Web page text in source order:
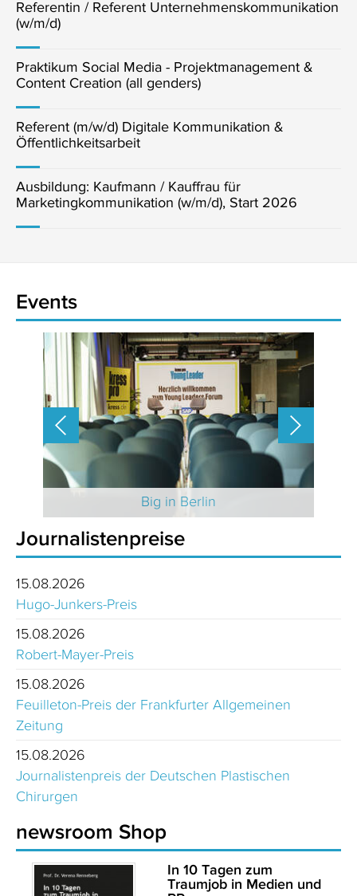
Referentin / Referent Unternehmenskommunikation
(w/m/d)
Praktikum Social Media - Projektmanagement &
Content Creation (all genders)
Referent (m/w/d) Digitale Kommunikation &
Öffentlichkeitsarbeit
Ausbildung: Kaufmann / Kauffrau für
Marketingkommunikation (w/m/d), Start 2026
Events
Big in Berlin
Journalistenpreise
15.08.2026
Hugo-Junkers-Preis
15.08.2026
Robert-Mayer-Preis
15.08.2026
Feuilleton-Preis der Frankfurter Allgemeinen
Zeitung
15.08.2026
Journalistenpreis der Deutschen Plastischen
Chirurgen
newsroom Shop
In 10 Tagen zum
Traumjob in Medien und